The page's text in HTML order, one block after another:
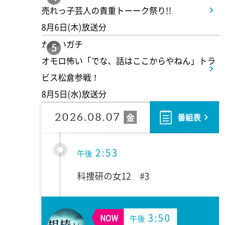
売れっ子芸人の貴重トーーク祭り!!
8月6日(木)放送分
5
かまいガチ
オモロ怖い「でな、話はここからやねん」トラ
ビス松倉参戦！
8月5日(水)放送分
2026.08.07 金 番組表
午後 1:50
TOKYO EVERYONE
午後 1:55
午後もじゅん散歩
午後 2:53
科捜研の女12 #3
NOW 午後 3:50